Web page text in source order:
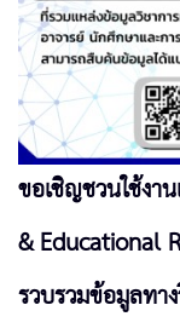
ขอเชิญชวนใช้งา
& Educational
รวบรวมข้อมูลทา